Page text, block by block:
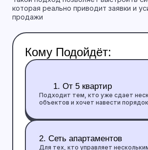
Делаем понятный и аккуратный интерфейс,
который усиливает доверие и помогает
принять решение
Создаем дизайн и собираем сайт
Этап #2
пользователь быстрее понимал ценность и
переходил к заявке